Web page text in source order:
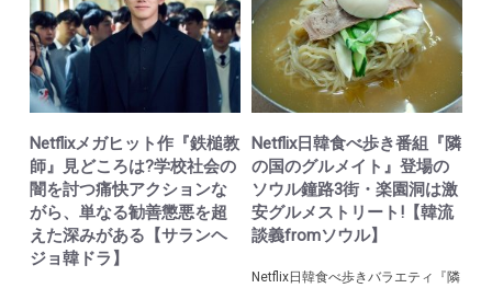
Netflixメガヒット作『鉄槌教
師』見どころは?学校社会の
闇を討つ痛快アクションな
がら、単なる勧善懲悪を超
えた深みがある【サランヘ
ジョ韓ドラ】
Netflix日韓食べ歩き番組『隣
の国のグルメイト』登場の
ソウル鐘路3街・楽園洞は激
安グルメストリート!【韓流
談義fromソウル】
Netflix日韓食べ歩きバラエティ『隣